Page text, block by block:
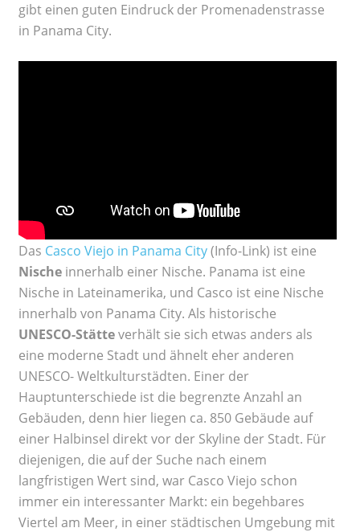
gibt einen guten Eindruck der Promenadenstrasse
in Panama City.
Das Casco Viejo in Panama City(Info-Link) ist eine
Nische innerhalb einer Nische. Panama ist eine
Nische in Lateinamerika, und Casco ist eine Nische
innerhalb von Panama City. Als historische
UNESCO-Stätteverhält sie sich etwas anders als
eine moderne Stadt und ähnelt eher anderen
UNESCO- Weltkulturstädten. Einer der
Hauptunterschiede ist die begrenzte Anzahl an
Gebäuden, denn hier liegen ca. 850 Gebäude auf
einer Halbinsel direkt vor der Skyline der Stadt. Für
diejenigen, die auf der Suche nach einem
langfristigen Wert sind, war Casco Viejo schon
immer ein interessanter Markt: ein begehbares
Viertel am Meer, in einer städtischen Umgebung mit